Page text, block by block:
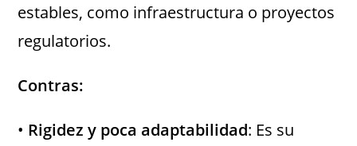
estables, como infraestructura o proyectos
regulatorios.
Contras:
• Rigidez y poca adaptabilidad: Es su